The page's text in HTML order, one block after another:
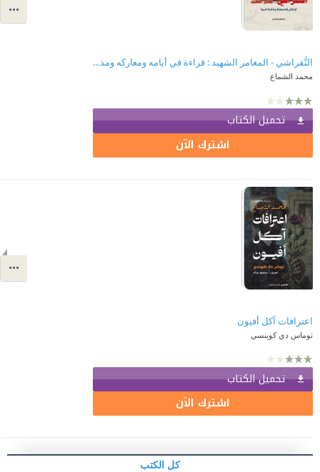
النُّقراشي - المغامر الشهيد : قراءة في أيامه ومعاركه ومذكراته السرية
محمد الشماع
تحميل الكتاب
اشترك الآن
اعترافات آكل أفيون
توماس دي كوينسي
تحميل الكتاب
اشترك الآن
كل الكتب